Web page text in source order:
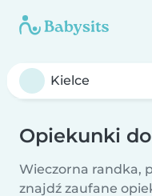
Opiekunki
Wieczorna randka,
znajdź zaufane